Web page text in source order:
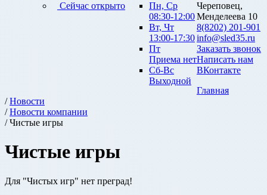
Сейчас открыто
Пн, Ср
08:30-12:00
Вт, Чт
13:00-17:30
Пт
Приема нет
Сб-Вс
Выходной
Череповец,
Менделеева 10
8(8202) 201-901
info@sled35.ru
Заказать звонок
Написать нам
ВКонтакте
Главная
/Новости
/Новости компании
/ Чистые игры
Чистые игры
Для "Чистых игр" нет преград!